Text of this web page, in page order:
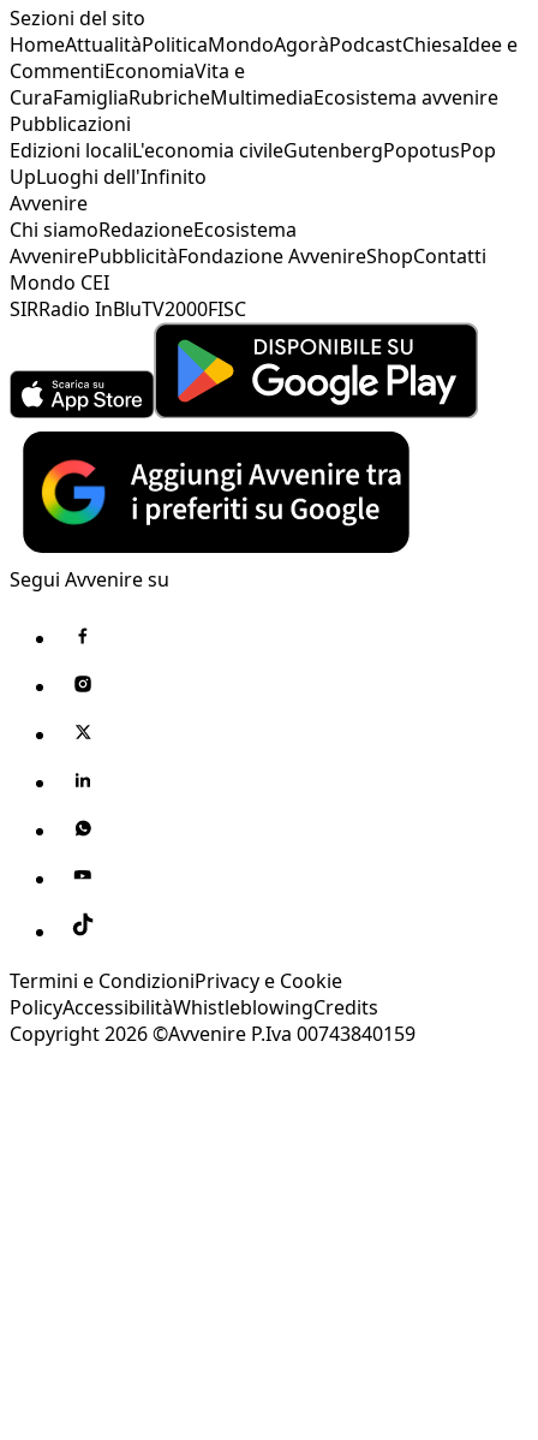
Sezioni del sito
HomeAttualitàPoliticaMondoAgoràPodcastChiesaIdee e
CommentiEconomiaVita e
CuraFamigliaRubricheMultimediaEcosistema avvenire
Pubblicazioni
Edizioni localiL'economia civileGutenbergPopotusPop
UpLuoghi dell'Infinito
Avvenire
Chi siamoRedazioneEcosistema
AvvenirePubblicitàFondazione AvvenireShopContatti
Mondo CEI
SIRRadio InBluTV2000FISC
Segui Avvenire su
Termini e CondizioniPrivacy e Cookie
PolicyAccessibilitàWhistleblowingCredits
Copyright 2026 ©Avvenire P.Iva 00743840159